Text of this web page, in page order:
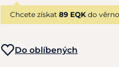
Chcete získat 89 EQK do
Do oblíbených